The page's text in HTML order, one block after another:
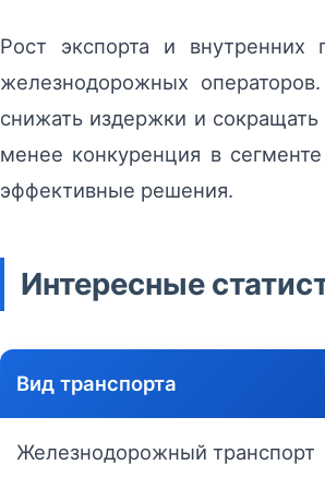
Рост экспорта и внутренних
железнодорожных
снижать издержки и
менее конкуренция в
эффективные решения.
Интересные
Вид транспорта
Железнодорожный транспорт